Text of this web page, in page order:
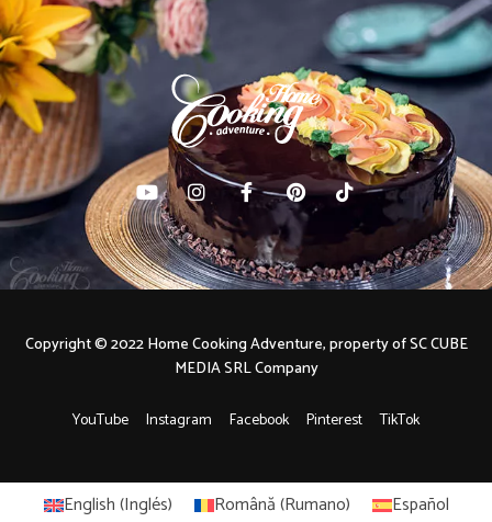
YouTube Instagram Facebook Pinterest TikTok
Copyright © 2022 Home Cooking Adventure, property of SC CUBE
MEDIA SRL Company
English(Inglés) Română(Rumano)
Español